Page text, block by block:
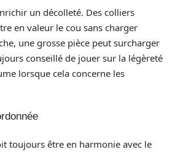
un décolleté. Des colliers
en valeur le cou sans charger
une grosse pièce peut surcharger
conseillé de jouer sur la légèreté
lorsque cela concerne les
toujours être en harmonie avec le